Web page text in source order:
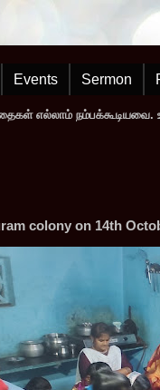
Events Sermon
எல்லாம் நம்பக்கூடியவை.
colony on 14th